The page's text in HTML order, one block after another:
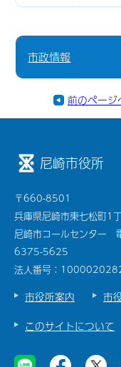
市政情報
前のページ
尼崎市役所
〒660-8501
兵庫県尼崎市東七松町1
尼崎市コールセンタ
6375-5625
法人番号：
市役所案内 市
このサイトについて